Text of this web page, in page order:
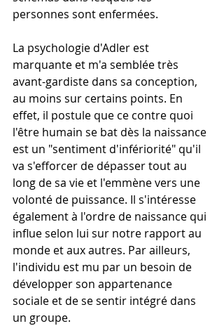
personnes sont enfermées.
La psychologie d'Adler est
marquante et m'a semblée très
avant-gardiste dans sa conception,
au moins sur certains points. En
effet, il postule que ce contre quoi
l'être humain se bat dès la naissance
est un "sentiment d'infériorité" qu'il
va s'efforcer de dépasser tout au
long de sa vie et l'emmène vers une
volonté de puissance. Il s'intéresse
également à l'ordre de naissance qui
influe selon lui sur notre rapport au
monde et aux autres. Par ailleurs,
l'individu est mu par un besoin de
développer son appartenance
sociale et de se sentir intégré dans
un groupe.